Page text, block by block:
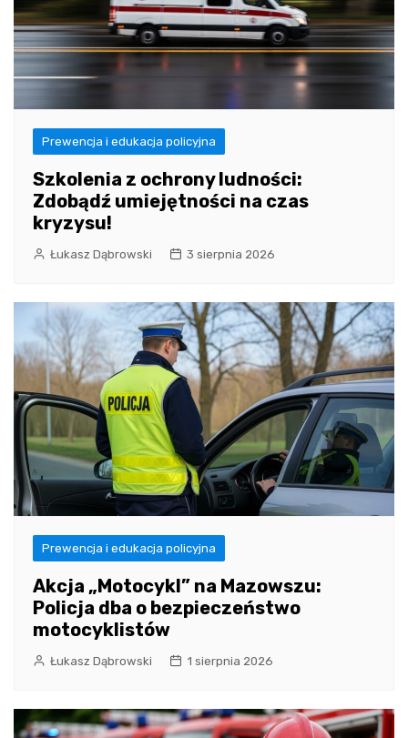
Prewencja i edukacja policyjna
Szkolenia z ochrony ludności:
Zdobądź umiejętności na czas
kryzysu!
Łukasz Dąbrowski 3 sierpnia 2026
Prewencja i edukacja policyjna
Akcja „Motocykl” na Mazowszu:
Policja dba o bezpieczeństwo
motocyklistów
Łukasz Dąbrowski 1 sierpnia 2026